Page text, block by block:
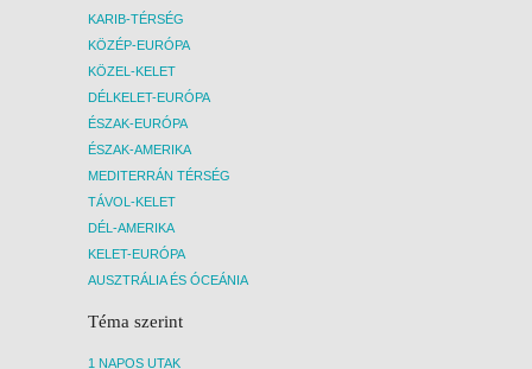
KARIB-TÉRSÉG
KÖZÉP-EURÓPA
KÖZEL-KELET
DÉLKELET-EURÓPA
ÉSZAK-EURÓPA
ÉSZAK-AMERIKA
MEDITERRÁN TÉRSÉG
TÁVOL-KELET
DÉL-AMERIKA
KELET-EURÓPA
AUSZTRÁLIA ÉS ÓCEÁNIA
Téma szerint
1 NAPOS UTAK